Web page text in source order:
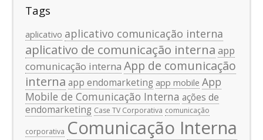
Tags
aplicativo aplicativo comunicação interna
aplicativo de comunicação interna app
comunicação interna App de comunicação
interna app endomarketing app mobile App
Mobile de Comunicação Interna ações de
endomarketing Case TV Corporativa comunicação
corporativa Comunicação Interna